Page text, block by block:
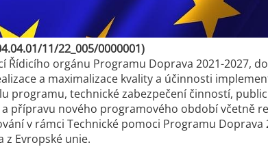
11/22_005/0000001)
Řídicího orgánu Programu Doprava 2021-2027,
a maximalizace kvality a účinnosti
programu, technické zabezpečení činností,
přípravu nového programového období včetně
v rámci Technické pomoci Programu Doprava
Evropské unie.